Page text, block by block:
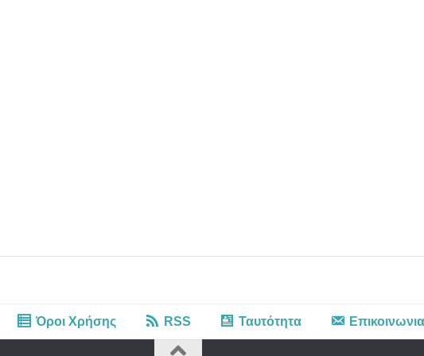
Όροι Χρήσης RSS Ταυτότητα Επικοινωνια